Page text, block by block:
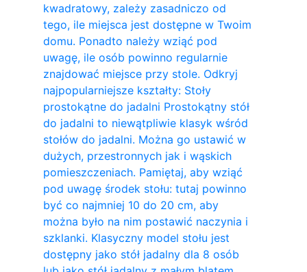
kwadratowy, zależy zasadniczo od
tego, ile miejsca jest dostępne w Twoim
domu. Ponadto należy wziąć pod
uwagę, ile osób powinno regularnie
znajdować miejsce przy stole. Odkryj
najpopularniejsze kształty: Stoły
prostokątne do jadalni Prostokątny stół
do jadalni to niewątpliwie klasyk wśród
stołów do jadalni. Można go ustawić w
dużych, przestronnych jak i wąskich
pomieszczeniach. Pamiętaj, aby wziąć
pod uwagę środek stołu: tutaj powinno
być co najmniej 10 do 20 cm, aby
można było na nim postawić naczynia i
szklanki. Klasyczny model stołu jest
dostępny jako stół jadalny dla 8 osób